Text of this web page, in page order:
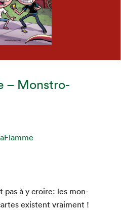
– Monstro-
pas à y croire: les mon­
exis­tent vrai­ment !